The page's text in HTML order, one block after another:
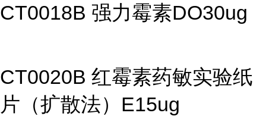
CT0018B 强力霉素DO30ug
CT0020B 红霉素药敏实验纸
片（扩散法）E15ug